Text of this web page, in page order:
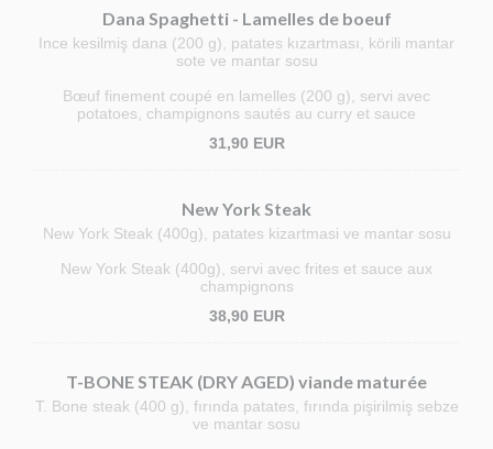
Dana Spaghetti - Lamelles de boeuf
Ince kesilmiş dana (200 g), patates kızartması, körili mantar
sote ve mantar sosu
Bœuf finement coupé en lamelles (200 g), servi avec
potatoes, champignons sautés au curry et sauce
31,90 EUR
New York Steak
New York Steak (400g), patates kizartmasi ve mantar sosu
New York Steak (400g), servi avec frites et sauce aux
champignons
38,90 EUR
T-BONE STEAK (DRY AGED) viande maturée
T. Bone steak (400 g), fırında patates, fırında pişirilmiş sebze
ve mantar sosu